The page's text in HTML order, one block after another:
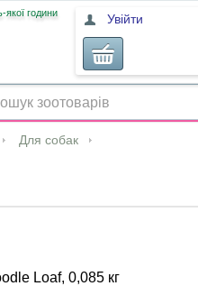
години Увійти
Для собак
Loaf, 0,085 кг